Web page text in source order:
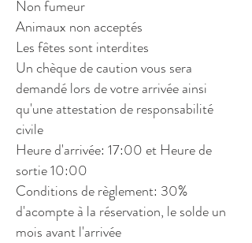
Non fumeur
Animaux non acceptés
Les fêtes sont interdites
Un chèque de caution vous sera
demandé lors de votre arrivée ainsi
qu'une attestation de responsabilité
civile
Heure d'arrivée: 17:00 et Heure de
sortie 10:00
Conditions de règlement: 30%
d'acompte à la réservation, le solde un
mois avant l'arrivée